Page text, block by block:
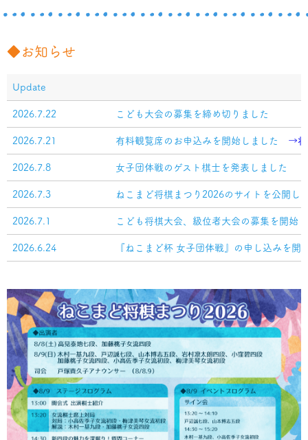
◆お知らせ
Update
2026.7.22 こども大会の募集を締め切りました
2026.7.21 有料観覧席のお申込みを開始しました →将
2026.7.8 女子団体戦のゲスト棋士を発表しました
2026.7.3 ねこまど将棋まつり2026のサイトを公開し
2026.7.1 こども将棋大会、級位者大会の募集を開始
2026.6.24 『ねこまど杯 女子団体戦』の申し込みを